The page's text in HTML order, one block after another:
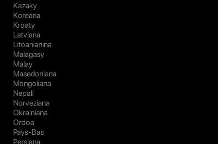
Kazaky
Koreana
Kroaty
Latviana
Litoanianina
Malagasy
Malay
Masedoniana
Mongoliana
Nepali
Norveziana
Okrainiana
Ordoa
Pays-Bas
Persiana